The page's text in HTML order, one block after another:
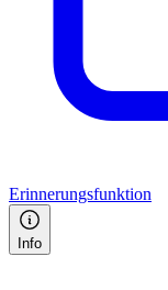
Erinnerungsfunktion
Info